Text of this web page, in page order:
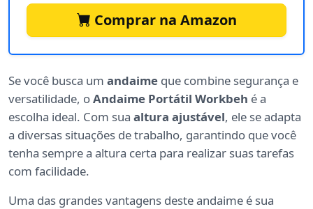
Comprar na Amazon
Se você busca um andaime que combine segurança e
versatilidade, oAndaime Portátil Workbeh é a
escolha ideal. Com sua altura ajustável, ele se adapta
a diversas situações de trabalho, garantindo que você
tenha sempre a altura certa para realizar suas tarefas
com facilidade.
Uma das grandes vantagens deste andaime é sua